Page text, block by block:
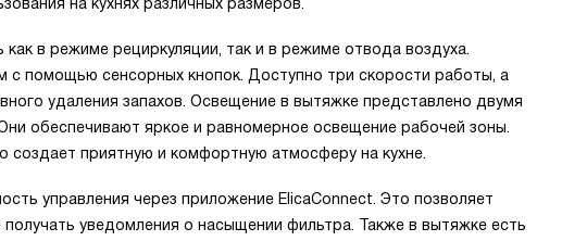
в режиме рециркуляции, так и в режиме отвода воздуха.
с помощью сенсорных кнопок. Доступно три скорости работы, а
удаления запахов. Освещение в вытяжке представлено двумя
обеспечивают яркое и равномерное освещение рабочей зоны.
создает приятную и комфортную атмосферу на кухне.
управления через приложение ElicaConnect. Это позволяет
уведомления о насыщении фильтра. Также в вытяжке есть